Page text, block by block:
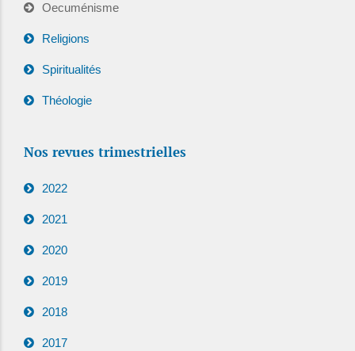
Oecuménisme
Religions
Spiritualités
Théologie
Nos revues trimestrielles
2022
2021
2020
2019
2018
2017